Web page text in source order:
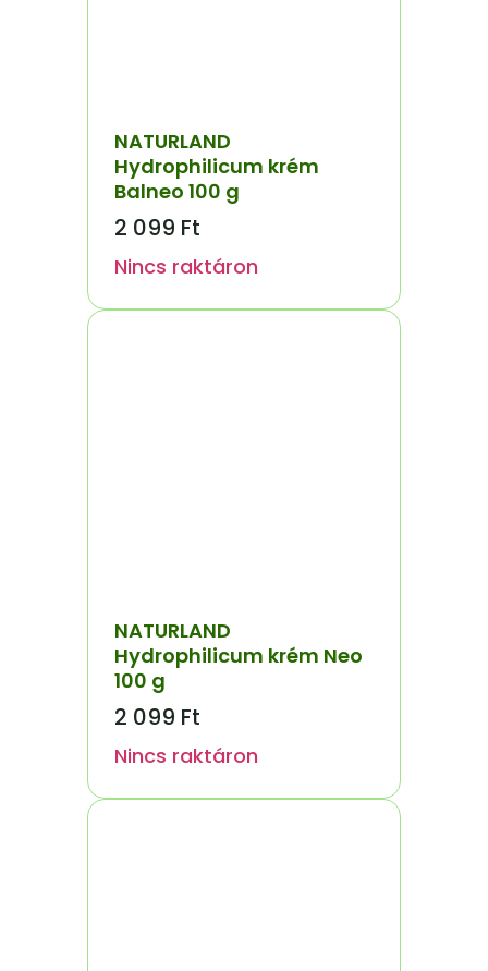
NATURLAND
Hydrophilicum krém
Balneo 100 g
2 099 Ft
Nincs raktáron
NATURLAND
Hydrophilicum krém Neo
100 g
2 099 Ft
Nincs raktáron